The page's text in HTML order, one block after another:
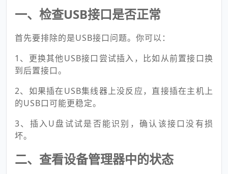
一、检查USB接口是否正常
首先要排除的是USB接口问题。你可以：
1、更换其他USB接口尝试插入，比如从前置接口换
到后置接口。
2、如果插在USB集线器上没反应，直接插在主机上
的USB口可能更稳定。
3、插入U盘试试是否能识别，确认该接口没有损
坏。
二、查看设备管理器中的状态